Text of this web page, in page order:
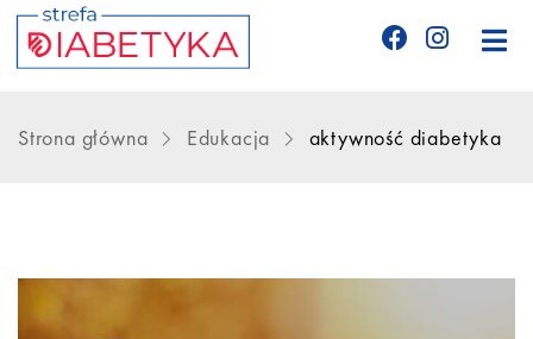
Strona główna Edukacja aktywność diabetyka